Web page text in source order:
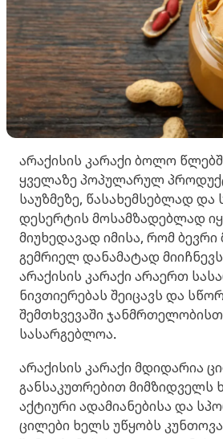
არაქისის კარაქი ბოლო
ყველაზე პოპულარულ
საუზმეზე, წასახემსებლად და
დესერტის მოსამზადებლად
მიუხედავად იმისა, რომ
გემრიელ დანამატად
არაქისის კარაქი არაერთ
ნივთიერებას შეიცავს და
შემთხვევაში
სასარგებლოა.
არაქისის კარაქი მდიდარია
განსაკუთრებით მიმზიდველს
აქტიური ადამიანებისა და
ცილები ხელს უწყობს